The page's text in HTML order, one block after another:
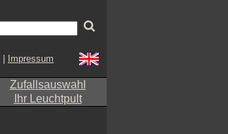
Impressum
Zufallsauswahl
Ihr Leuchtpult